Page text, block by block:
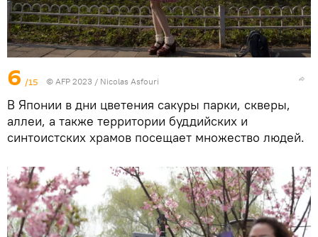
6 /15 © AFP 2023 / Nicolas Asfouri
В Японии в дни цветения сакуры парки, скверы,
аллеи, а также территории буддийских и
синтоистских храмов посещает множество людей.